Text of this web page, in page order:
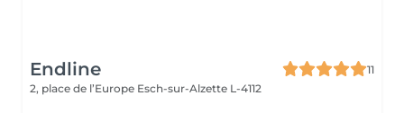
Endline
11
2, place de l’Europe Esch-sur-Alzette L-4112